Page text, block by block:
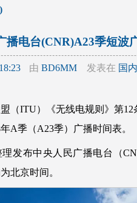
播电台(CNR)A23季短波
由BD6MM 发表在 国
（ITU）《无线电规则》第12
A季（A23季）广播时间表。
发布中央人民广播电台（
北京时间。